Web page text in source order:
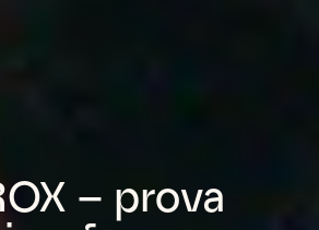
– prova